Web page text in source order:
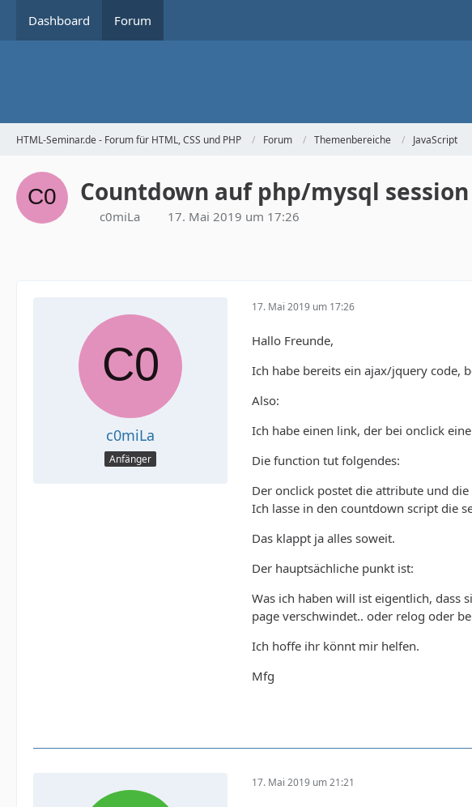
Dashboard Forum
HTML-Seminar.de - Forum für HTML, CSS und PHP Forum Themenbereiche JavaScript
Countdown auf php/mysql
c0miLa 17. Mai 2019 um 17:26
c0miLa
Anfänger
17. Mai 2019 um 17:26
Hallo Freunde,
Ich habe bereits ein ajax/jquery code,
Also:
Ich habe einen link, der bei onclick
Die function tut folgendes:
Der onclick postet die attribute und
Ich lasse in den countdown script die
Das klappt ja alles soweit.
Der hauptsächliche punkt ist:
Was ich haben will ist eigentlich, dass
page verschwindet.. oder relog oder
Ich hoffe ihr könnt mir helfen.
Mfg
17. Mai 2019 um 21:21